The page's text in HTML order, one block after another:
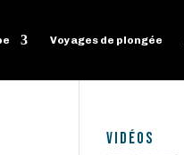
Voyages de plongée
Vidéos